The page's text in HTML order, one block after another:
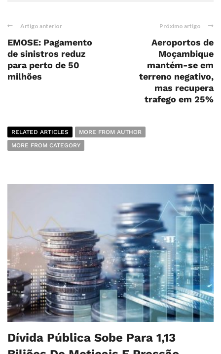
Artigo anterior
EMOSE: Pagamento
de sinistros reduz
para perto de 50
milhões
Próximo artigo
Aeroportos de
Moçambique
mantém-se em
terreno negativo,
mas recupera
trafego em 25%
RELATED ARTICLES
MORE FROM AUTHOR
MORE FROM CATEGORY
Dívida Pública Sobe Para 1,13